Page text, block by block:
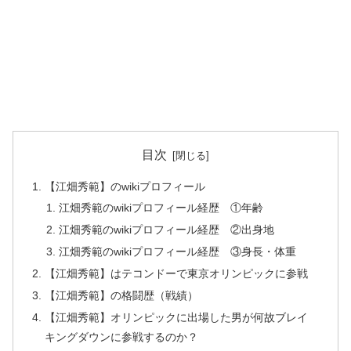
目次
【江畑秀範】のwikiプロフィール
江畑秀範のwikiプロフィール経歴 ①年齢
江畑秀範のwikiプロフィール経歴 ②出身地
江畑秀範のwikiプロフィール経歴 ③身長・体重
【江畑秀範】はテコンドーで東京オリンピックに参戦
【江畑秀範】の格闘歴（戦績）
【江畑秀範】オリンピックに出場した男が何故ブレイ
キングダウンに参戦するのか？